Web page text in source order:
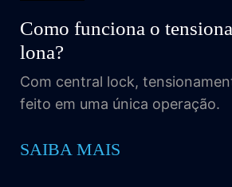
Como funciona o
lona?
Com central lock,
feito em uma única operação.
SAIBA MAIS